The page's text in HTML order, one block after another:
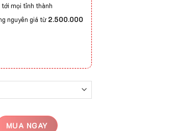
tới mọi tỉnh thành
nguyên giá từ 2.500.000
MUA NGAY